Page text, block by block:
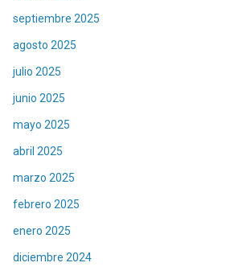
septiembre 2025
agosto 2025
julio 2025
junio 2025
mayo 2025
abril 2025
marzo 2025
febrero 2025
enero 2025
diciembre 2024